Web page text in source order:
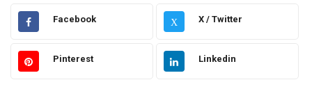
Hukuk Giyim
Elektronik Makine
Facebook X X / Twitter
Pinterest Linkedin